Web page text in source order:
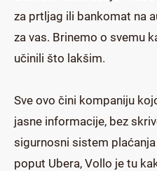
za prtljag ili bankomat na
za vas. Brinemo o svemu
učinili što lakšim.
Sve ovo čini kompaniju
jasne informacije, bez
sigurnosni sistem
poput Ubera, Vollo je tu